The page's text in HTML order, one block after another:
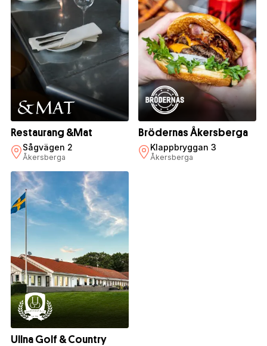
Restaurang &Mat
Sågvägen 2
Åkersberga
Brödernas Åkersberga
Klappbryggan 3
Åkersberga
Ullna Golf & Country